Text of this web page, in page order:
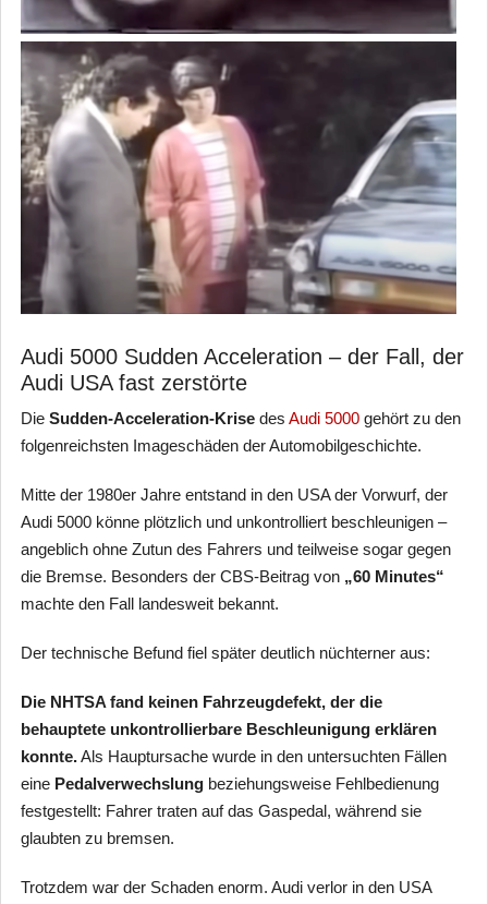
Audi 5000 Sudden Acceleration – der Fall, der
Audi USA fast zerstörte
Die Sudden-Acceleration-Krise des Audi 5000 gehört zu den
folgenreichsten Imageschäden der Automobilgeschichte.
Mitte der 1980er Jahre entstand in den USA der Vorwurf, der
Audi 5000 könne plötzlich und unkontrolliert beschleunigen –
angeblich ohne Zutun des Fahrers und teilweise sogar gegen
die Bremse. Besonders der CBS-Beitrag von „60 Minutes“
machte den Fall landesweit bekannt.
Der technische Befund fiel später deutlich nüchterner aus:
Die NHTSA fand keinen Fahrzeugdefekt, der die
behauptete unkontrollierbare Beschleunigung erklären
konnte.Als Hauptursache wurde in den untersuchten Fällen
eine Pedalverwechslung beziehungsweise Fehlbedienung
festgestellt: Fahrer traten auf das Gaspedal, während sie
glaubten zu bremsen.
Trotzdem war der Schaden enorm. Audi verlor in den USA